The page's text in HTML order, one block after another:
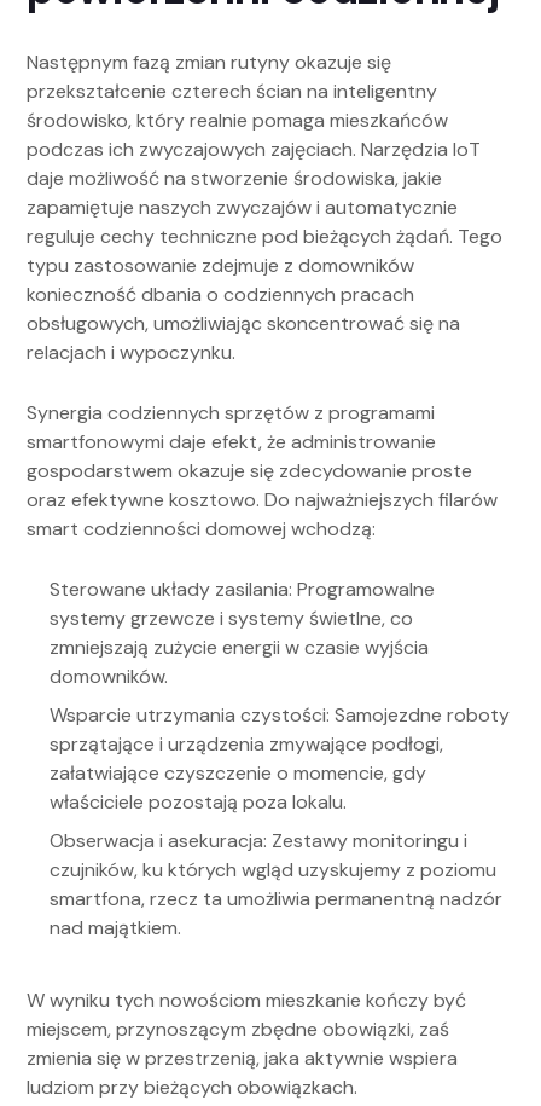
Następnym fazą zmian rutyny okazuje się
przekształcenie czterech ścian na inteligentny
środowisko, który realnie pomaga mieszkańców
podczas ich zwyczajowych zajęciach. Narzędzia IoT
daje możliwość na stworzenie środowiska, jakie
zapamiętuje naszych zwyczajów i automatycznie
reguluje cechy techniczne pod bieżących żądań. Tego
typu zastosowanie zdejmuje z domowników
konieczność dbania o codziennych pracach
obsługowych, umożliwiając skoncentrować się na
relacjach i wypoczynku.
Synergia codziennych sprzętów z programami
smartfonowymi daje efekt, że administrowanie
gospodarstwem okazuje się zdecydowanie proste
oraz efektywne kosztowo. Do najważniejszych filarów
smart codzienności domowej wchodzą:
Sterowane układy zasilania: Programowalne
systemy grzewcze i systemy świetlne, co
zmniejszają zużycie energii w czasie wyjścia
domowników.
Wsparcie utrzymania czystości: Samojezdne roboty
sprzątające i urządzenia zmywające podłogi,
załatwiające czyszczenie o momencie, gdy
właściciele pozostają poza lokalu.
Obserwacja i asekuracja: Zestawy monitoringu i
czujników, ku których wgląd uzyskujemy z poziomu
smartfona, rzecz ta umożliwia permanentną nadzór
nad majątkiem.
W wyniku tych nowościom mieszkanie kończy być
miejscem, przynoszącym zbędne obowiązki, zaś
zmienia się w przestrzenią, jaka aktywnie wspiera
ludziom przy bieżących obowiązkach.